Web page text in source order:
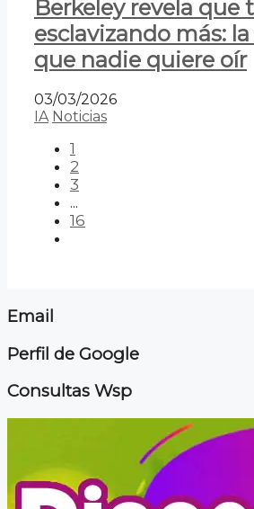
Berkeley revela que
esclavizando más:
que nadie quiere oír
03/03/2026
IA Noticias
1
2
3
...
16
Email
Perfil de Google
Consultas Wsp